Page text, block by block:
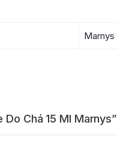
Marnys
Chá 15 Ml Marnys”